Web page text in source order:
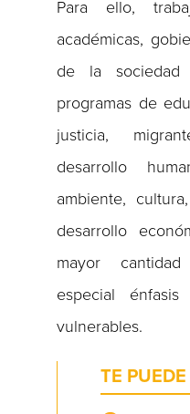
Para ello,
académicas,
de la
programas de
justicia,
desarrollo
ambiente,
desarrollo
mayor
especial
vulnerables.
TE